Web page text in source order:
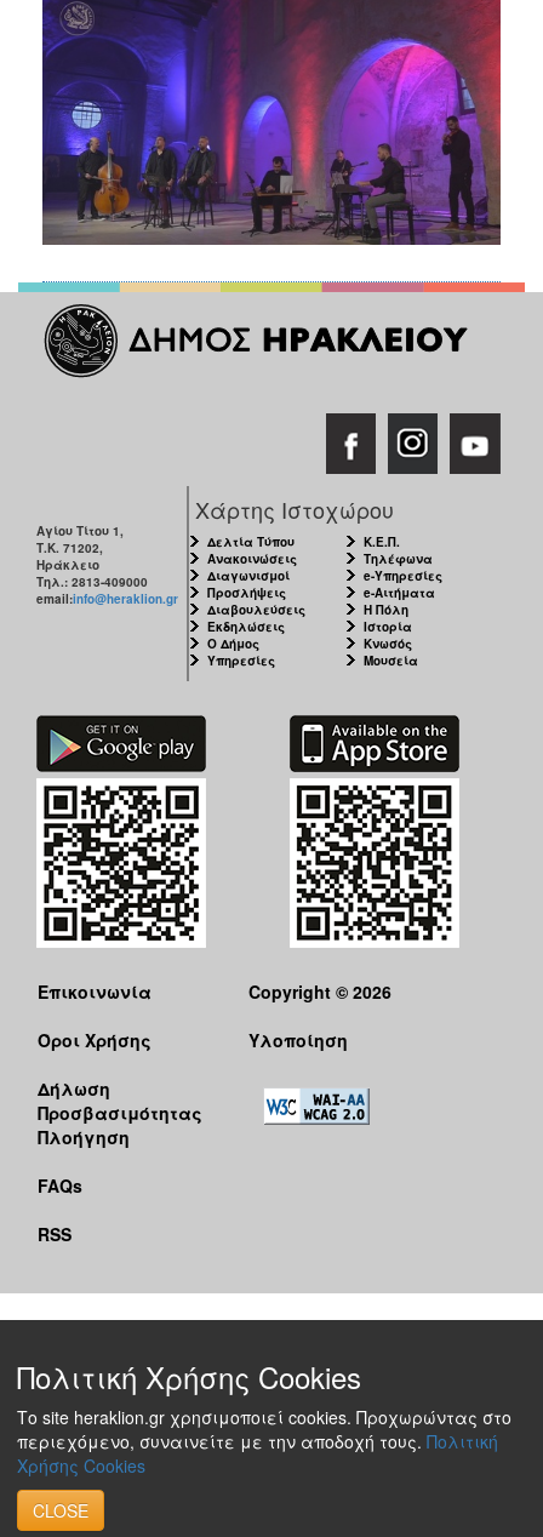
Αγίου Τίτου 1,
Τ.Κ. 71202,
Ηράκλειο
Τηλ.: 2813-409000
email:info@heraklion.gr
Χάρτης Ιστοχώρου
Δελτία Τύπου
Ανακοινώσεις
Διαγωνισμοί
Προσλήψεις
Διαβουλεύσεις
Εκδηλώσεις
Ο Δήμος
Υπηρεσίες
Κ.Ε.Π.
Τηλέφωνα
e-Υπηρεσίες
e-Αιτήματα
Η Πόλη
Ιστορία
Κνωσός
Μουσεία
Επικοινωνία
Όροι Χρήσης
Δήλωση
Προσβασιμότητας
Πλοήγηση
FAQs
RSS
Copyright © 2026
Υλοποίηση
Πολιτική Χρήσης Cookies
Το site heraklion.gr χρησιμοποιεί cookies. Προχωρώντας στο
περιεχόμενο, συναινείτε με την αποδοχή τους. Πολιτική
Χρήσης Cookies
CLOSE